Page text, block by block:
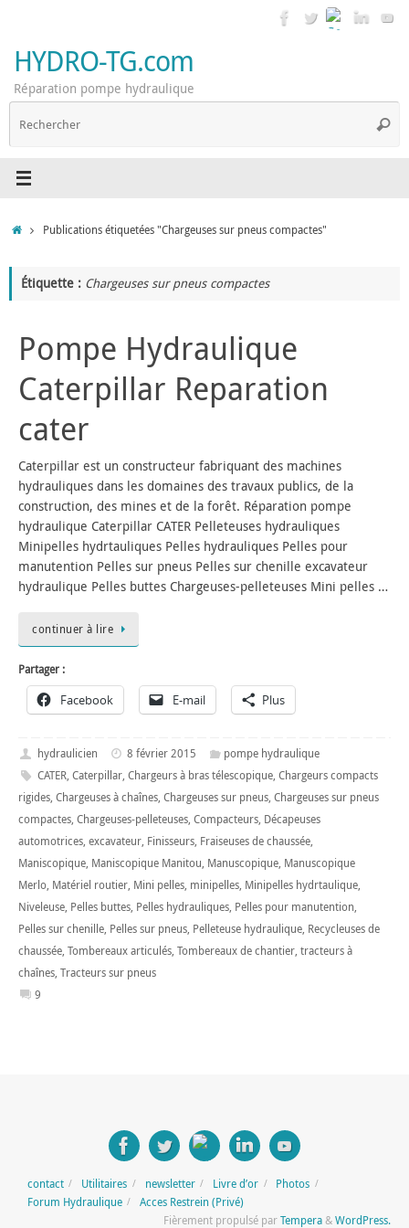
contenu
HYDRO-TG.com
Réparation pompe hydraulique
AccueilPublications étiquetées "Chargeuses sur pneus compactes"
Étiquette : Chargeuses sur pneus compactes
Pompe Hydraulique
Caterpillar Reparation
cater
Caterpillar est un constructeur fabriquant des machines
hydrauliques dans les domaines des travaux publics, de la
construction, des mines et de la forêt. Réparation pompe
hydraulique Caterpillar CATER Pelleteuses hydrauliques
Minipelles hydrtauliques Pelles hydrauliques Pelles pour
manutention Pelles sur pneus Pelles sur chenille excavateur
hydraulique Pelles buttes Chargeuses-pelleteuses Mini pelles …
continuer à lire
Partager :
Facebook E-mail Plus
hydraulicien 8 février 2015
pompe hydraulique
CATER, Caterpillar, Chargeurs à bras télescopique, Chargeurs compacts
rigides, Chargeuses à chaînes, Chargeuses sur pneus, Chargeuses sur pneus
compactes, Chargeuses-pelleteuses, Compacteurs, Décapeuses
automotrices, excavateur, Finisseurs, Fraiseuses de chaussée,
Maniscopique, Maniscopique Manitou, Manuscopique, Manuscopique
Merlo, Matériel routier, Mini pelles, minipelles, Minipelles hydrtaulique,
Niveleuse, Pelles buttes, Pelles hydrauliques, Pelles pour manutention,
Pelles sur chenille, Pelles sur pneus, Pelleteuse hydraulique, Recycleuses de
chaussée, Tombereaux articulés, Tombereaux de chantier, tracteurs à
chaînes, Tracteurs sur pneus
9
contact Utilitaires newsletter Livre d’or
Photos
Forum Hydraulique
Acces Restrein (Privé)
Fièrement propulsé parTempera&WordPress.